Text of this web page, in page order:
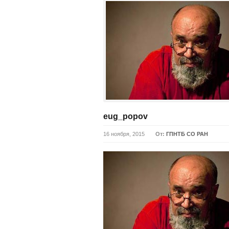
eug_popov
16 ноября, 2015 От: ГПНТБ СО РАН